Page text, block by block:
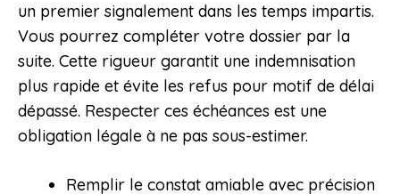
un premier signalement dans les temps impartis.
Vous pourrez compléter votre dossier par la
suite. Cette rigueur garantit une indemnisation
plus rapide et évite les refus pour motif de délai
dépassé. Respecter ces échéances est une
obligation légale à ne pas sous-estimer.
Remplir le constat amiable avec précision